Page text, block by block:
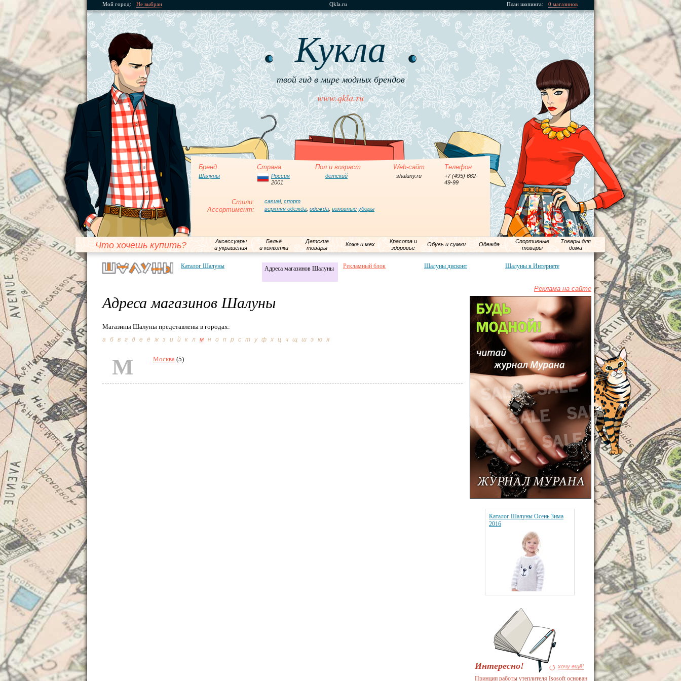
Мой город: Не выбран Qkla.ru План шопинга: 0 магазинов
Кукла
твой гид в мире модных брендов
www.qkla.ru
Бренд Страна Пол и возраст Web-сайт Телефон
Шалуны
Россия
2001
детский shaluny.ru
+7 (495) 662-
49-99
Стили: casual, спорт
Ассортимент: верхняя одежда одежда головные уборы
Что хочешь купить?
Аксессуары
и украшения
Бельё
и колготки
Детские
товары
Кожа и мех
Красота и
здоровье
Обувь и сумки Одежда
Спортивные
товары
Товары для
дома
Каталог Шалуны Адреса магазинов Шалуны Рекламный блок Шалуны дисконт Шалуны в Интернете
Адреса магазинов Шалуны
Магазины Шалуны представлены в городах:
а б в г д е ё ж з и й к л м н о п р с т у ф х ц ч щ ш э ю я
М Москва (5)
Реклама на сайте
Каталог Шалуны Осень Зима
2016
Интересно! хочу ещё!
Принцип работы утеплителя Isosoft основан